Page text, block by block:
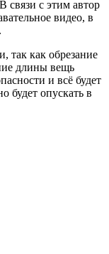
связи с этим автор
видео, в
так как обрезание
длины вещь
и всё будет
будет опускать в